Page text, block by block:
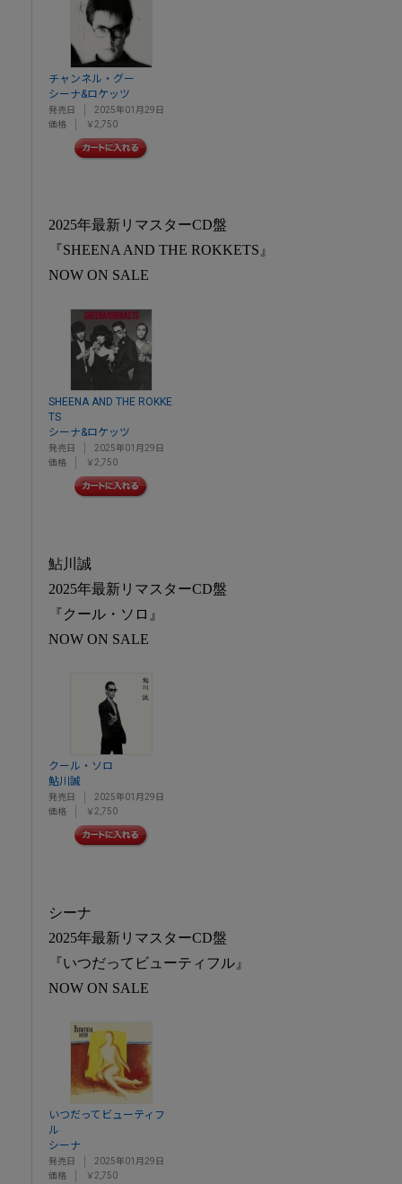
チャンネル・グー
シーナ&ロケッツ
発売日
2025年01月29日
価格
￥2,750
2025年最新リマスターCD盤
『SHEENA AND THE ROKKETS』
NOW ON SALE
SHEENA AND THE ROKKE
TS
シーナ&ロケッツ
発売日
2025年01月29日
価格
￥2,750
鮎川誠
2025年最新リマスターCD盤
『クール・ソロ』
NOW ON SALE
クール・ソロ
鮎川誠
発売日
2025年01月29日
価格
￥2,750
シーナ
2025年最新リマスターCD盤
『いつだってビューティフル』
NOW ON SALE
いつだってビューティフ
ル
シーナ
発売日
2025年01月29日
価格
￥2,750